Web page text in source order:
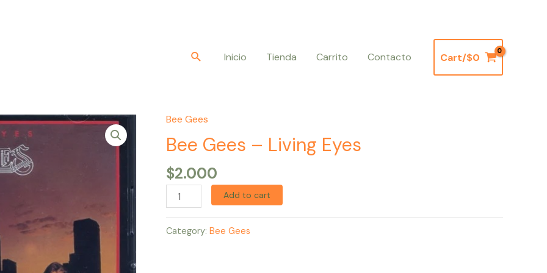
BuscarInicio Tienda Carrito Contacto Cart/$0
Bee Gees
Bee Gees – Living Eyes
$2.000
Bee
Gees
–
Living
Eyes
quantity
Add to cart
Category: Bee Gees